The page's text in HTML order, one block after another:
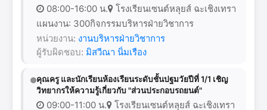
08:00-16:00 น.
โรงเรียนเซนต์หลุยส์ ฉะเชิงเทรา
แผนงาน: 300กิจกรรมบริหารฝ่ายวิชาการ
หน่วยงาน: งานบริหารฝ่ายวิชาการ
ผู้รับผิดชอบ: มิสวีณา นิ่มเรือง
คุณครู และนักเรียนห้องเรียนระดับชั้นปฐมวัยปีที่ 1/1 เชิญ
วิทยากรให้ความรู้เกี่ยวกับ "ส่วนประกอบรถยนต์"
09:00-11:00 น. โรงเรียนเซนต์หลุยส์ ฉะเชิงเทรา